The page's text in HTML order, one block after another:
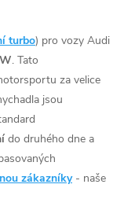
turbo) pro vozy Audi
. Tato
za velice
jsou
do druhého dne a
zákazníky- naše